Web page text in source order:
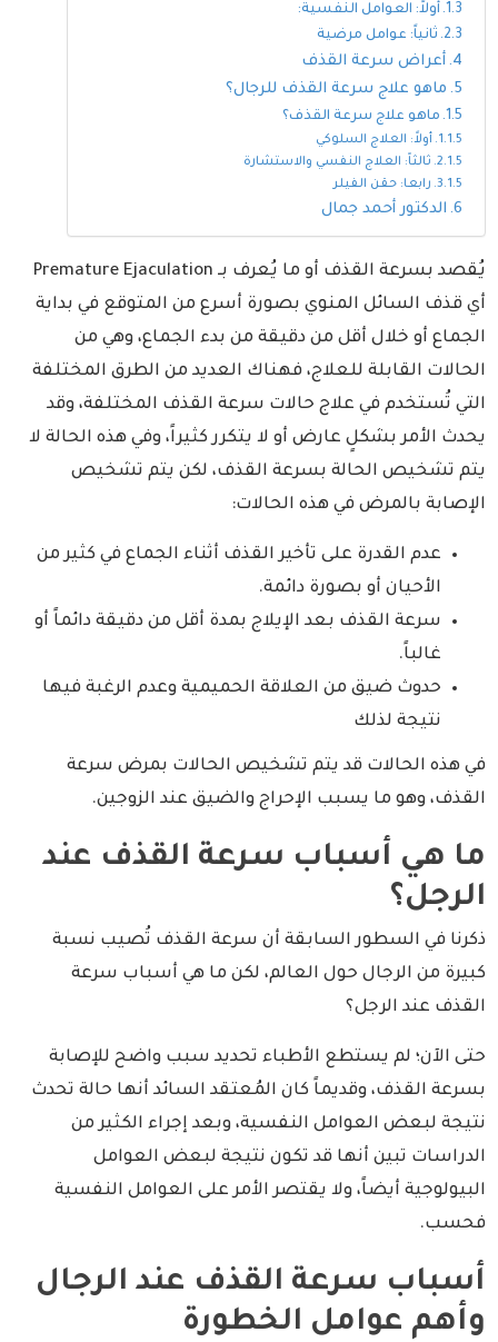
أولاً: العوامل النفسية:
ثانياً: عوامل مرضية
أعراض سرعة القذف
ماهو علاج سرعة القذف للرجال؟
ماهو علاج سرعة القذف؟
أولاً: العلاج السلوكي
ثالثاً: العلاج النفسي والاستشارة
رابعا: حقن الفيلر
الدكتور أحمد جمال
يُقصد بسرعة القذف أو ما يُعرف بـ Premature Ejaculation
أي قذف السائل المنوي بصورة أسرع من المتوقع في بداية
الجماع أو خلال أقل من دقيقة من بدء الجماع، وهي من
الحالات القابلة للعلاج، فهناك العديد من الطرق المختلفة
التي تُستخدم في علاج حالات سرعة القذف المختلفة، وقد
يحدث الأمر بشكلٍ عارض أو لا يتكرر كثيراً، وفي هذه الحالة لا
يتم تشخيص الحالة بسرعة القذف، لكن يتم تشخيص
الإصابة بالمرض في هذه الحالات:
عدم القدرة على تأخير القذف أثناء الجماع في كثير من
الأحيان أو بصورة دائمة.
سرعة القذف بعد الإيلاج بمدة أقل من دقيقة دائماً أو
غالباً.
حدوث ضيق من العلاقة الحميمية وعدم الرغبة فيها
نتيجة لذلك
في هذه الحالات قد يتم تشخيص الحالات بمرض سرعة
القذف، وهو ما يسبب الإحراج والضيق عند الزوجين.
ما هي أسباب سرعة القذف عند
الرجل؟
ذكرنا في السطور السابقة أن سرعة القذف تُصيب نسبة
كبيرة من الرجال حول العالم، لكن ما هي أسباب سرعة
القذف عند الرجل؟
حتى الآن؛ لم يستطع الأطباء تحديد سبب واضح للإصابة
بسرعة القذف، وقديماً كان المُعتقد السائد أنها حالة تحدث
نتيجة لبعض العوامل النفسية، وبعد إجراء الكثير من
الدراسات تبين أنها قد تكون نتيجة لبعض العوامل
البيولوجية أيضاً، ولا يقتصر الأمر على العوامل النفسية
فحسب.
أسباب سرعة القذف عند الرجال
وأهم عوامل الخطورة